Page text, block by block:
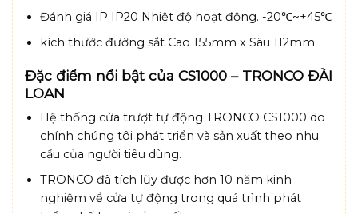
Đánh giá IP IP20 Nhiệt độ hoạt động. -20℃~+45℃
kích thước đường sắt Cao 155mm x Sâu 112mm
Đặc điểm nổi bật của CS1000 – TRONCO ĐÀI
LOAN
Hệ thống cửa trượt tự động TRONCO CS1000 do
chính chúng tôi phát triển và sản xuất theo nhu
cầu của người tiêu dùng.
TRONCO đã tích lũy được hơn 10 năm kinh
nghiệm về cửa tự động trong quá trình phát